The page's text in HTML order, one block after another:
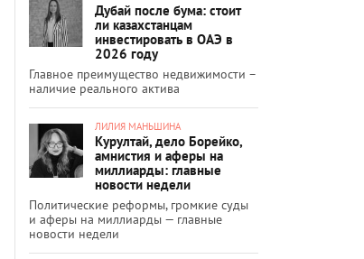
Дубай после бума: стоит
ли казахстанцам
инвестировать в ОАЭ в
2026 году
Главное преимущество недвижимости –
наличие реального актива
ЛИЛИЯ МАНЬШИНА
Курултай, дело Борейко,
амнистия и аферы на
миллиарды: главные
новости недели
Политические реформы, громкие суды
и аферы на миллиарды — главные
новости недели